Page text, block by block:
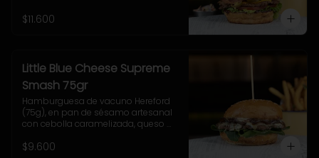
Acompañamiento a elección y
coleslaw
$11.600
Little Blue Cheese Supreme
Smash 75gr
Hamburguesa de vacuno Hereford
(75g), en pan de sésamo artesanal
con cebolla caramelizada, queso
casera de queso azul. Incluye papas
$9.600